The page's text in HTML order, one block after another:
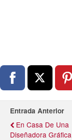
Entrada Anterior
En Casa De Una
Diseñadora Gráfica